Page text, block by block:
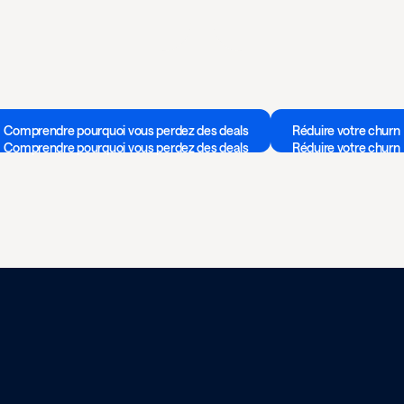
Comprendre pourquoi vous perdez des deals
Comprendre pourquoi vous perdez des deals
Réduire votre churn
Réduire votre churn